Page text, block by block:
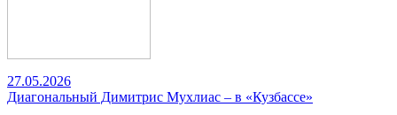
27.05.2026
Диагональный Димитрис Мухлиас – в «Кузбассе»